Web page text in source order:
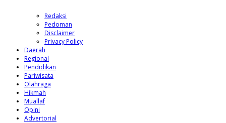
Redaksi
Pedoman
Disclaimer
Privacy Policy
Daerah
Regional
Pendidikan
Pariwisata
Olahraga
Hikmah
Muallaf
Opini
Advertorial